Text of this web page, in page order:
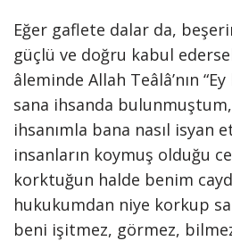
Eğer gaflete dalar da,
güçlü ve doğru kabul
âleminde Allah Teâlâ’nın
sana ihsanda
ihsanımla bana nasıl isyan
insanların koymuş olduğu
korktuğun halde benim
hukukumdan niye korkup
beni işitmez, görmez,